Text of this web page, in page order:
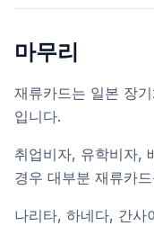
마무리
재류카드는 일본 장
입니다.
취업비자, 유학비자,
경우 대부분 재류카
나리타, 하네다, 간사